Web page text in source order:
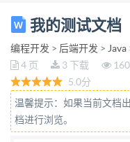
 文档提交不成功的
未经权利人或权利人
侵犯他人著作权在内
档。 常见侵权文档类
的著作权在内的知识
未经著作权人同意擅
我的测试文档
编程开发 > 后端开发 > Java
4 页
3 下载
5.0分
温馨提示：如果当前文档
档进行浏览。